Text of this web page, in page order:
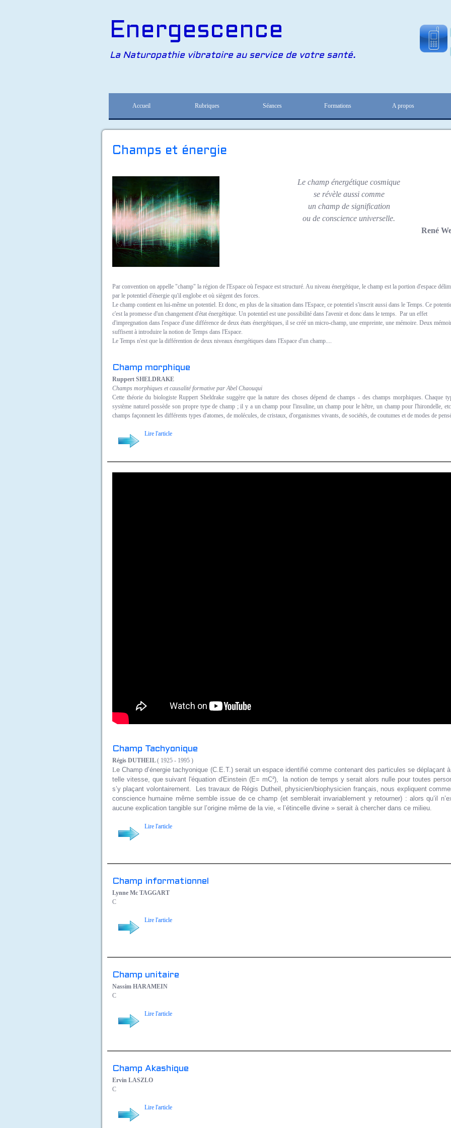
Energescence
La Naturopathie vibratoire au service de votre santé.
Accueil Rubriques Séances Formations A propos
Champs et énergie
Le champ énergétique cosmique
se révèle aussi comme
un champ de signification
ou de conscience universelle.
René
Par convention on appelle "champ" la région de l'Espace où l'espace est structuré. Au niveau énergétique, le champ est la portion d'espace
par le potentiel d'énergie qu'il englobe et où siègent des forces.
Le champ contient en lui-même un potentiel. Et donc, en plus de la situation dans l'Espace, ce potentiel s'inscrit aussi dans le Temps. Ce
c'est la promesse d'un changement d'état énergétique. Un potentiel est une possibilité dans l'avenir et donc dans le temps. Par un effet
d'impregnation dans l'espace d'une différence de deux états énergétiques, il se créé un micro-champ, une empreinte, une mémoire. Deux
suffisent à introduire la notion de Temps dans l'Espace.
Le Temps n'est que la différention de deux niveaux énergétiques dans l'Espace d'un champ....
Champ morphique
Ruppert SHELDRAKE
Champs morphiques et causalité formative par Abel Chaouqui
Cette théorie du biologiste Ruppert Sheldrake suggère que la nature des choses dépend de champs - des champs morphiques. Chaque
système naturel possède son propre type de champ ; il y a un champ pour l'insuline, un champ pour le hêtre, un champ pour l'hirondelle,
champs façonnent les différents types d'atomes, de molécules, de cristaux, d'organismes vivants, de sociétés, de coutumes et de modes de
Lire l'article
Champ Tachyonique
Régis DUTHEIL( 1925 - 1995 )
Le Champ d’énergie tachyonique (C.E.T.) serait un espace identifié comme contenant des particules se déplaçant
telle vitesse, que suivant l'équation d'Einstein (E= mC²), la notion de temps y serait alors nulle pour toutes
s’y plaçant volontairement. Les travaux de Régis Dutheil, physicien/biophysicien français, nous expliquent
conscience humaine même semble issue de ce champ (et semblerait invariablement y retourner) : alors qu’il
aucune explication tangible sur l’origine même de la vie, « l’étincelle divine » serait à chercher dans ce milieu.
Lire l'article
Champ informationnel
Lynne Mc TAGGART
C
Lire l'article
Champ unitaire
Nassim HARAMEIN
C
Lire l'article
Champ Akashique
Ervin LASZLO
C
Lire l'article